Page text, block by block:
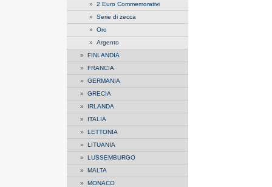
» 2 Euro Commemorativi
» Serie di zecca
» Oro
» Argento
» FINLANDIA
» FRANCIA
» GERMANIA
» GRECIA
» IRLANDA
» ITALIA
» LETTONIA
» LITUANIA
» LUSSEMBURGO
» MALTA
» MONACO